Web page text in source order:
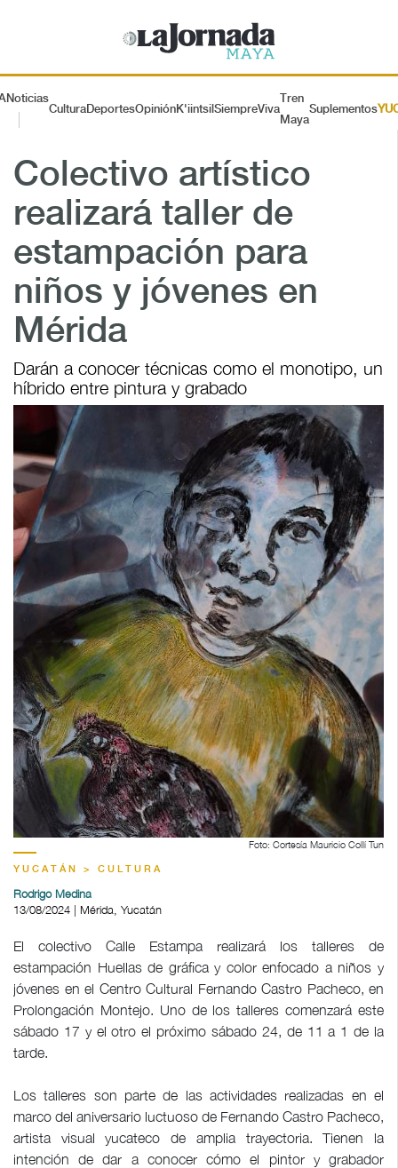
Noticias
CulturaDeportesOpiniónK'iintsil SiempreViva
Tren
Maya
Suplementos
Colectivo artístico
realizará taller de
estampación para
niños y jóvenes en
Mérida
Darán a conocer técnicas como el monotipo, un
híbrido entre pintura y grabado
Foto: Cortesía Mauricio Collí Tun
YUCATÁN > CULTURA
Rodrigo Medina
13/08/2024 | Mérida, Yucatán
El colectivo Calle Estampa realizará los talleres de
estampación Huellas de gráfica y color enfocado a niños y
jóvenes en el Centro Cultural Fernando Castro Pacheco, en
Prolongación Montejo. Uno de los talleres comenzará este
sábado 17 y el otro el próximo sábado 24, de 11 a 1 de la
tarde.
Los talleres son parte de las actividades realizadas en el
marco del aniversario luctuoso de Fernando Castro Pacheco,
artista visual yucateco de amplia trayectoria. Tienen la
intención de dar a conocer cómo el pintor y grabador